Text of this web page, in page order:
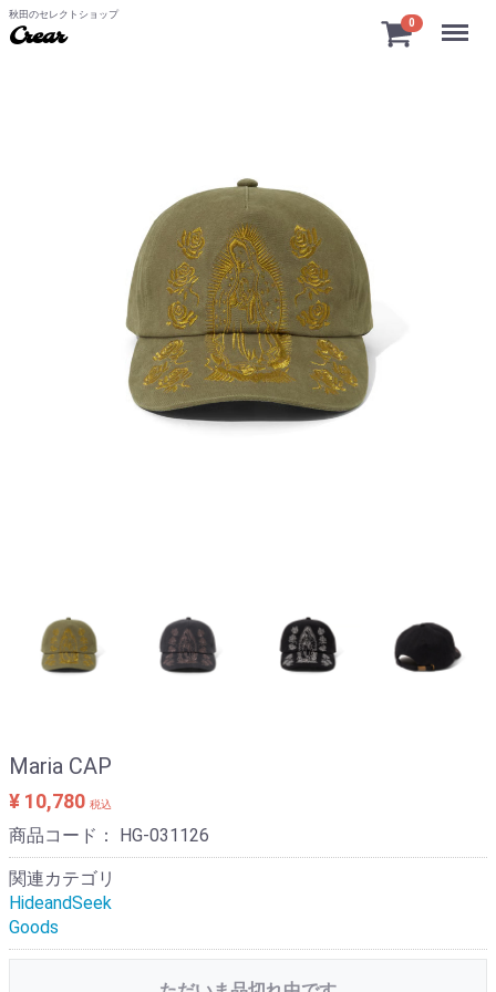
秋田のセレクトショップ
Crear
0 Menu
Maria CAP
¥ 10,780 税込
商品コード： HG-031126
関連カテゴリ
HideandSeek
Goods